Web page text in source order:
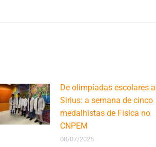
De olimpíadas escolares
Sirius: a semana de cinco
medalhistas de Física no
CNPEM
08/07/2026